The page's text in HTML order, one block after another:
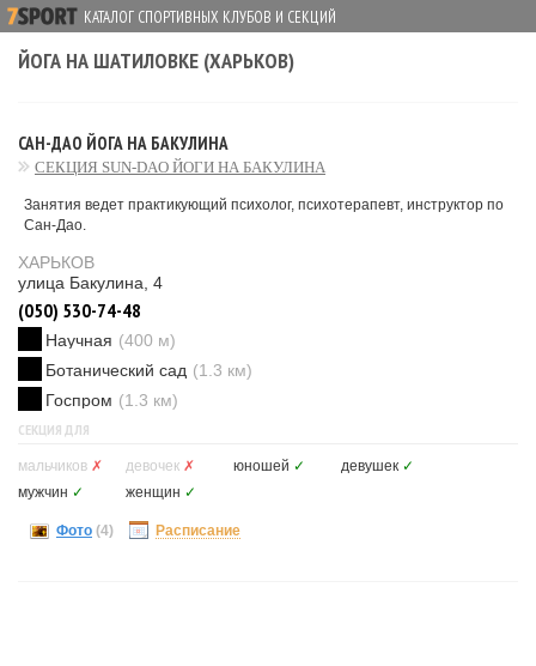
КАТАЛОГ СПОРТИВНЫХ КЛУБОВ И СЕКЦИЙ
ЙОГА НА ШАТИЛОВКЕ (ХАРЬКОВ)
САН-ДАО ЙОГА НА БАКУЛИНА
СЕКЦИЯ SUN-DAO ЙОГИ НА БАКУЛИНА
Занятия ведет практикующий психолог, психотерапевт, инструктор по
Сан-Дао.
ХАРЬКОВ
улица Бакулина, 4
(050) 530-74-48
Научная (400 м)
Ботанический сад (1.3 км)
Госпром (1.3 км)
СЕКЦИЯ ДЛЯ
мальчиков ✗ девочек ✗ юношей ✓ девушек ✓
мужчин ✓ женщин ✓
Фото (4) Расписание